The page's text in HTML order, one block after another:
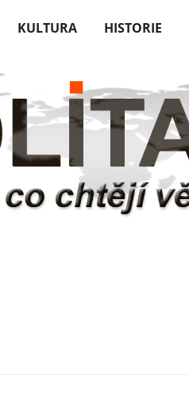
KULTURA HISTORIE